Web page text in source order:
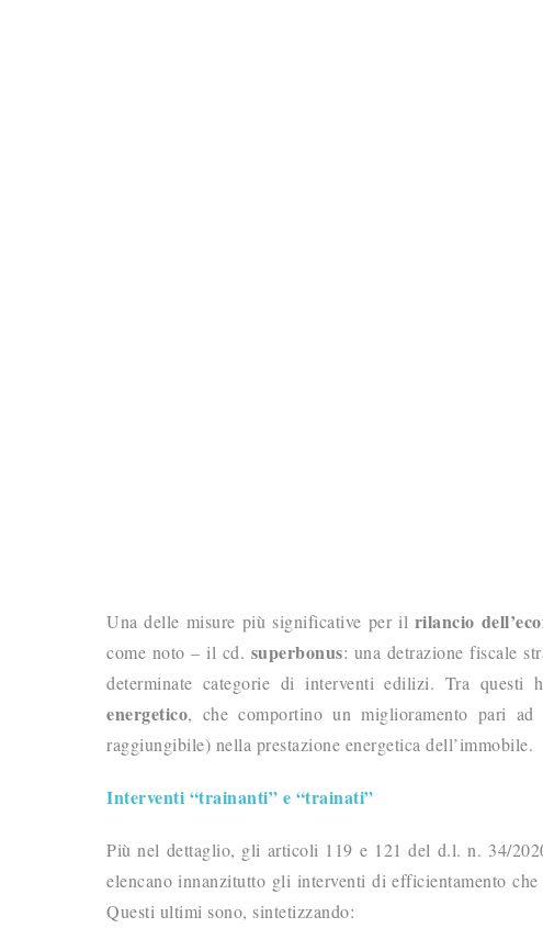
Una delle misure più significative per il rilancio
come noto – il cd. superbonus: una detrazione fiscale
determinate categorie di interventi edilizi. Tra questi
energetico, che comportino un miglioramento pari
raggiungibile) nella prestazione energetica dell’immobile.
Interventi “trainanti” e “trainati”
Più nel dettaglio, gli articoli 119 e 121 del d.l. n. 34/
elencano innanzitutto gli interventi di efficientamento
Questi ultimi sono, sintetizzando: